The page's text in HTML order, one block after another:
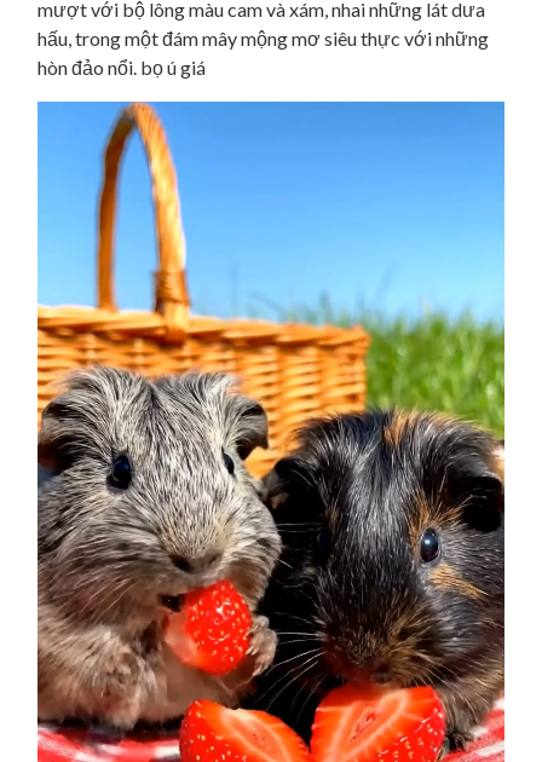
mượt với bộ lông màu cam và xám, nhai những lát dưa
hấu, trong một đám mây mộng mơ siêu thực với những
hòn đảo nổi. bọ ú giá